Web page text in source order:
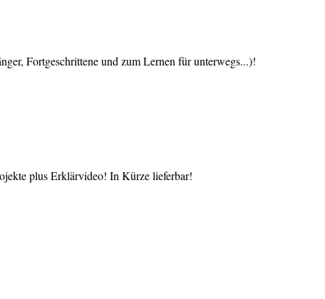
Fortgeschrittene und zum Lernen für unterwegs...)!
plus Erklärvideo! In Kürze lieferbar!